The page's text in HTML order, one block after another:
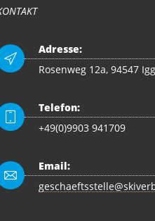
Adresse:
Rosenweg 12a, 94547
Telefon:
+49(0)9903 941709
Email: